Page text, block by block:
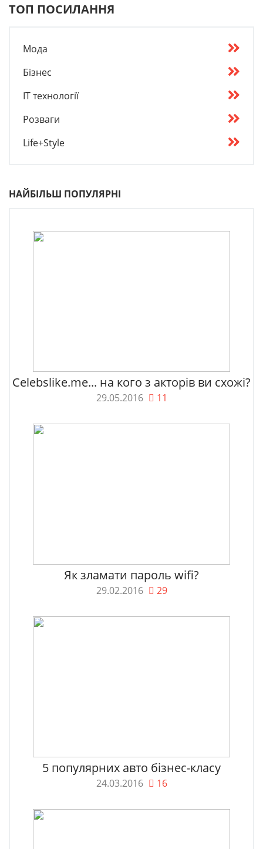
ТОП ПОСИЛАННЯ
Мода
Бізнес
IT технології
Розваги
Life+Style
НАЙБІЛЬШ ПОПУЛЯРНІ
Celebslike.me... на кого з акторів ви схожі?
29.05.2016 11
Як зламати пароль wifi?
29.02.2016 29
5 популярних авто бізнес-класу
24.03.2016 16